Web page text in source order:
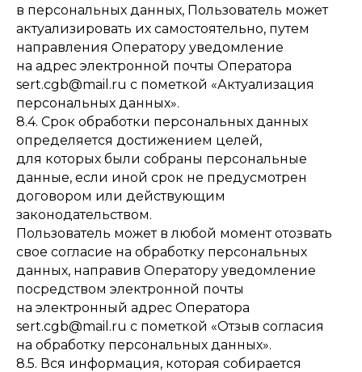
в персональных данных, Пользователь может
актуализировать их самостоятельно, путем
направления Оператору уведомление
на адрес электронной почты Оператора
sert.cgb@mail.ru с пометкой «Актуализация
персональных данных».
8.4. Срок обработки персональных данных
определяется достижением целей,
для которых были собраны персональные
данные, если иной срок не предусмотрен
договором или действующим
законодательством.
Пользователь может в любой момент отозвать
свое согласие на обработку персональных
данных, направив Оператору уведомление
посредством электронной почты
на электронный адрес Оператора
sert.cgb@mail.ru с пометкой «Отзыв согласия
на обработку персональных данных».
8.5. Вся информация, которая собирается